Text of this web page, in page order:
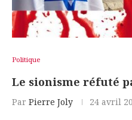
Politique
Le sionisme réfuté
Par Pierre Joly 24 avril